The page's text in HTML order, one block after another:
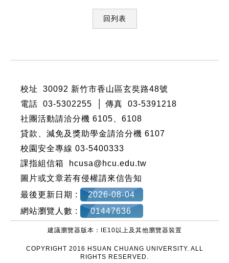
回列表
校址 30092 新竹市香山區玄奘路48號
電話 03-5302255 │ 傳真 03-5391218
社團活動請洽分機 6105
6108
貸款、減免及獎助學金請洽分機 6107
校園安全專線 03-5400333
課指組信箱 hcusa@hcu.edu.tw
圖片或文章若有侵權請來信告知
最後更新日期 :
2026-08-04
網站瀏覽人數 :
01447636
建議瀏覽器版本：IE10以上及其他瀏覽器裝置
COPYRIGHT 2016 HSUAN CHUANG UNIVERSITY. ALL
RIGHTS RESERVED.